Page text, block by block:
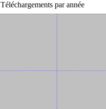
Téléchargements par année